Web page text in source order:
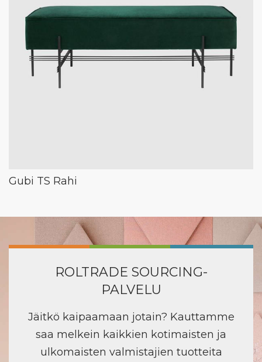
Gubi TS Rahi
ROLTRADE SOURCING-
PALVELU
Jäitkö kaipaamaan jotain? Kauttamme
saa melkein kaikkien kotimaisten ja
ulkomaisten valmistajien tuotteita